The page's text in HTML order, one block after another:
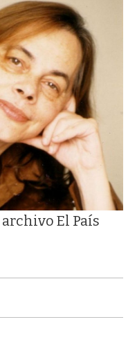
El País